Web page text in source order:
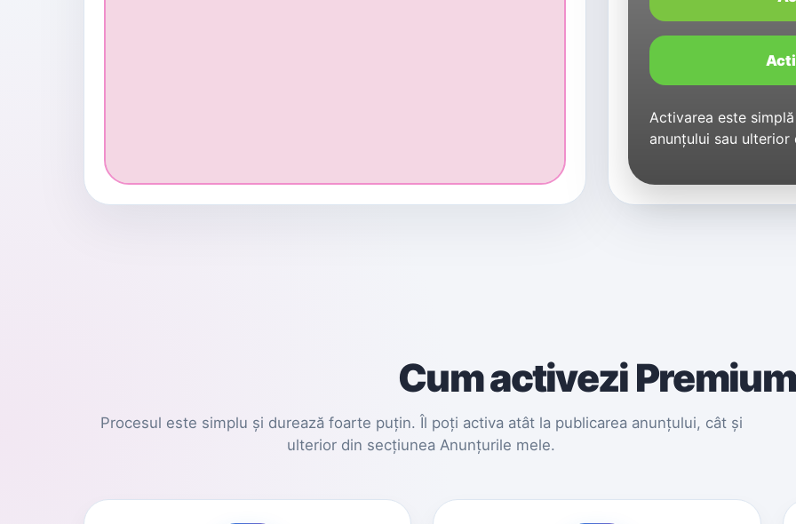
Activarea este
anunțului sau ulterior
Cum activezi Premium
Procesul este simplu și durează foarte puțin. Îl poți activa atât la publicarea anunțului, cât și
ulterior din secțiunea Anunțurile mele.